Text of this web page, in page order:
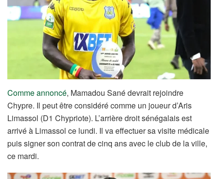
Comme annoncé, Mamadou Sané devrait rejoindre
Chypre. Il peut être considéré comme un joueur d’Aris
Limassol (D1 Chypriote). L’arrière droit sénégalais est
arrivé à Limassol ce lundi. Il va effectuer sa visite médicale
puis signer son contrat de cinq ans avec le club de la ville,
ce mardi.